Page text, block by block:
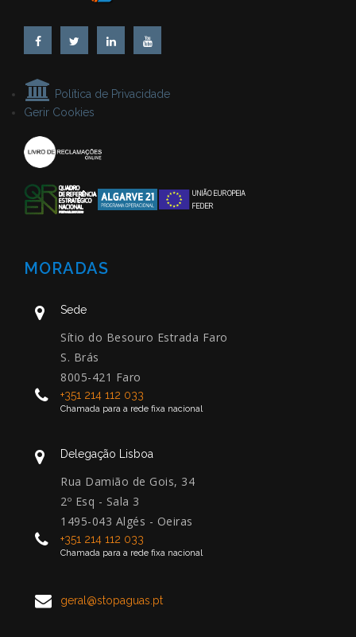
Política de Privacidade
Gerir Cookies
MORADAS
Sede
Sítio do Besouro Estrada Faro
S. Brás
8005-421 Faro
+351 214 112 033
Chamada para a rede fixa nacional
Delegação Lisboa
Rua Damião de Gois, 34
2º Esq - Sala 3
1495-043 Algés - Oeiras
+351 214 112 033
Chamada para a rede fixa nacional
geral@stopaguas.pt